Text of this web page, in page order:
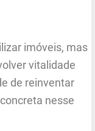
imóveis, mas
vitalidade
de reinventar
nesse